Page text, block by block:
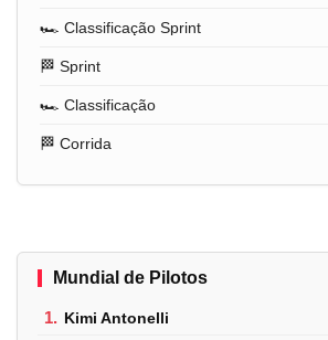
🏎️ Classificação Sprint
🏁 Sprint
🏎️ Classificação
🏁 Corrida
Mundial de Pilotos
1. Kimi Antonelli